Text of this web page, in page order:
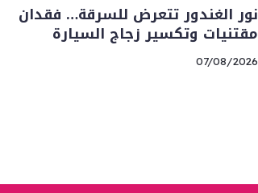
نور الغندور تتعرض للسرقة… فقدان
مقتنيات وتكسير زجاج السيارة
07/08/2026